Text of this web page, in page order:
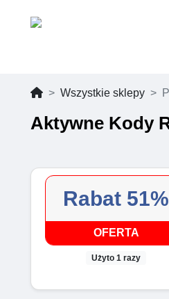
Wszystkie sklepy
Aktywne Kody
Rabat 51%
OFERTA
Użyto 1 razy